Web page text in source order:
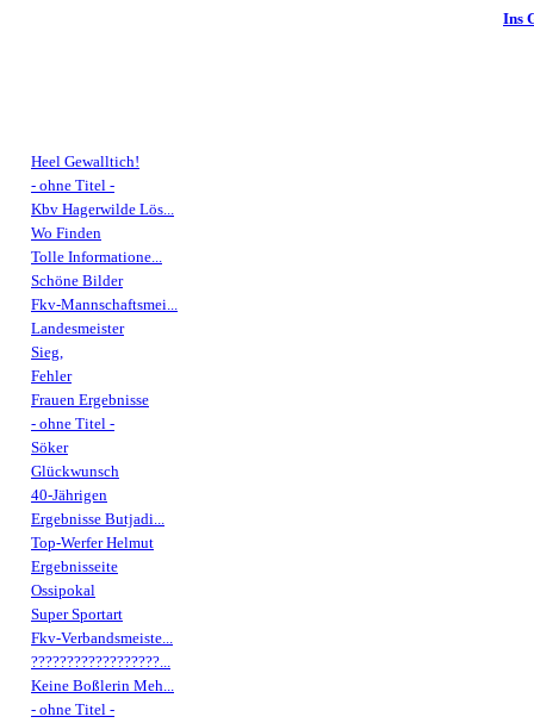
Ins
Heel Gewalltich!
- ohne Titel -
Kbv Hagerwilde Lös...
Wo Finden
Tolle Informatione...
Schöne Bilder
Fkv-Mannschaftsmei...
Landesmeister
Sieg,
Fehler
Frauen Ergebnisse
- ohne Titel -
Söker
Glückwunsch
40-Jährigen
Ergebnisse Butjadi...
Top-Werfer Helmut
Ergebnisseite
Ossipokal
Super Sportart
Fkv-Verbandsmeiste...
??????????????????...
Keine Boßlerin Meh...
- ohne Titel -